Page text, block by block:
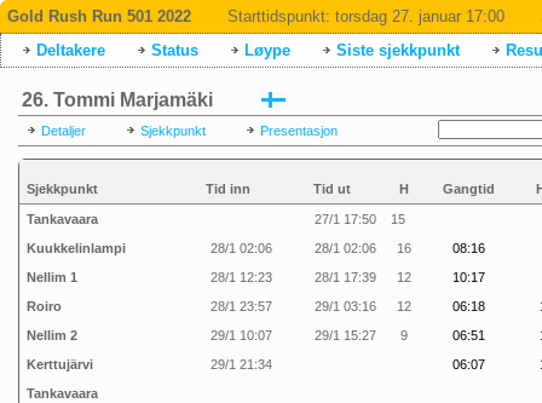
Gold Rush Run 501 2022 Starttidspunkt: torsdag 27. januar 17:00
Deltakere
Status Løype Siste sjekkpunkt
26. Tommi Marjamäki
Detaljer Sjekkpunkt Presentasjon
Sjekkpunkt Tid inn Tid ut H Gangtid
Tankavaara 27/1 17:50
15
Kuukkelinlampi
28/1 02:06 28/1 02:06 16
08:16
Nellim 1
28/1 12:23 28/1 17:39 12
10:17
Roiro
28/1 23:57 29/1 03:16 12 06:18
Nellim 2
29/1 10:07 29/1 15:27 9 06:51
Kerttujärvi
29/1 21:34 06:07
Tankavaara